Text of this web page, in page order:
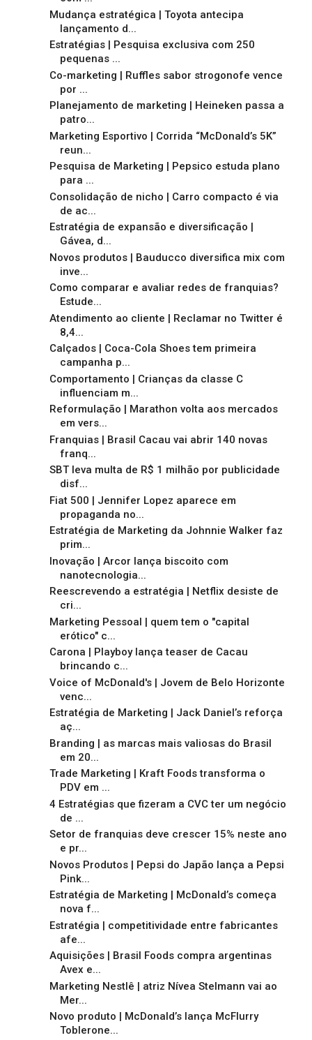
Mudança estratégica | Toyota antecipa
lançamento d...
Estratégias | Pesquisa exclusiva com 250
pequenas ...
Co-marketing | Ruffles sabor strogonofe vence
por ...
Planejamento de marketing | Heineken passa a
patro...
Marketing Esportivo | Corrida “McDonald’s 5K”
reun...
Pesquisa de Marketing | Pepsico estuda plano
para ...
Consolidação de nicho | Carro compacto é via
de ac...
Estratégia de expansão e diversificação |
Gávea, d...
Novos produtos | Bauducco diversifica mix com
inve...
Como comparar e avaliar redes de franquias?
Estude...
Atendimento ao cliente | Reclamar no Twitter é
8,4...
Calçados | Coca-Cola Shoes tem primeira
campanha p...
Comportamento | Crianças da classe C
influenciam m...
Reformulação | Marathon volta aos mercados
em vers...
Franquias | Brasil Cacau vai abrir 140 novas
franq...
SBT leva multa de R$ 1 milhão por publicidade
disf...
Fiat 500 | Jennifer Lopez aparece em
propaganda no...
Estratégia de Marketing da Johnnie Walker faz
prim...
Inovação | Arcor lança biscoito com
nanotecnologia...
Reescrevendo a estratégia | Netflix desiste de
cri...
Marketing Pessoal | quem tem o "capital
erótico" c...
Carona | Playboy lança teaser de Cacau
brincando c...
Voice of McDonald's | Jovem de Belo Horizonte
venc...
Estratégia de Marketing | Jack Daniel’s reforça
aç...
Branding | as marcas mais valiosas do Brasil
em 20...
Trade Marketing | Kraft Foods transforma o
PDV em ...
4 Estratégias que fizeram a CVC ter um negócio
de ...
Setor de franquias deve crescer 15% neste ano
e pr...
Novos Produtos | Pepsi do Japão lança a Pepsi
Pink...
Estratégia de Marketing | McDonald’s começa
nova f...
Estratégia | competitividade entre fabricantes
afe...
Aquisições | Brasil Foods compra argentinas
Avex e...
Marketing Nestlê | atriz Nívea Stelmann vai ao
Mer...
Novo produto | McDonald’s lança McFlurry
Toblerone...